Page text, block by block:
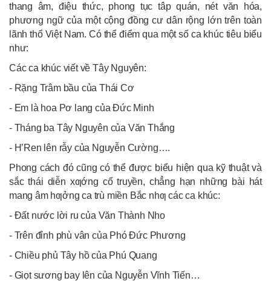
thang âm, điệu thức, phong tục tâp quán, nét văn hóa,
phương ngữ của một cộng đồng cư dân rộng lớn trên toàn
lãnh thổ Việt Nam. Có thể điểm qua một số ca khúc tiêu biểu
như:
Các ca khúc viết về Tây Nguyên:
- Rặng Trâm bầu của Thái Cơ
- Em là hoa Pơ lang của Đức Minh
- Tháng ba Tây Nguyên của Văn Thắng
- H’Ren lên rẫy của Nguyễn Cường….
Phong cách đó cũng có thể được biểu hiện qua kỹ thuật và
sắc thái diễn xƣớng cổ truyền, chẳng hạn những bài hát
mang âm hƣởng ca trù miền Bắc nhƣ các ca khúc:
- Đất nước lời ru của Văn Thành Nho
- Trên đỉnh phù vân của Phó Đức Phương
- Chiều phủ Tây hồ của Phú Quang
- Giọt sương bay lên của Nguyễn Vĩnh Tiến…